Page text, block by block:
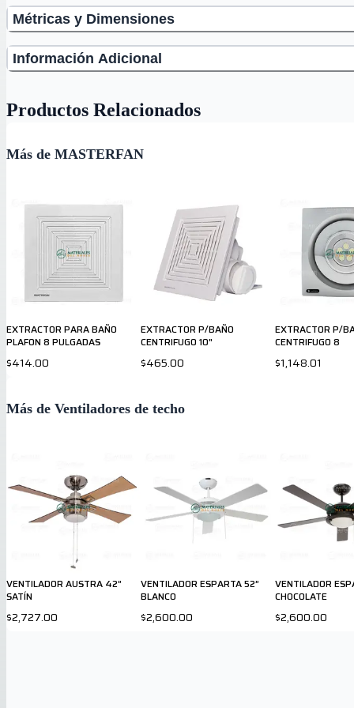
Métricas y Dimensiones
Información Adicional
Productos Relacionados
Más de MASTERFAN
EXTRACTOR PARA BAÑO
PLAFON 8 PULGADAS
$414.00
EXTRACTOR P/BAÑO
CENTRIFUGO 10"
$465.00
EXTRACTOR P/
CENTRIFUGO 8
$1,148.01
Más de Ventiladores de techo
VENTILADOR AUSTRA 42”
SATÍN
$2,727.00
VENTILADOR ESPARTA 52”
BLANCO
$2,600.00
VENTILADOR
CHOCOLATE
$2,600.00